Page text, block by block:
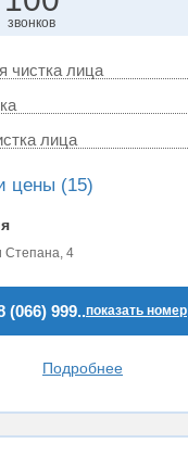
звонков
чистка лица
лица
цены (15)
Степана, 4
(066) 999..показать номер
Подробнее